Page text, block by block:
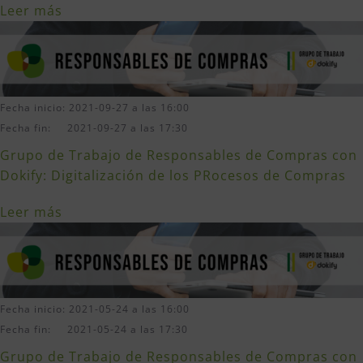
Leer más
Fecha inicio: 2021-09-27 a las 16:00
Fecha fin: 2021-09-27 a las 17:30
Grupo de Trabajo de Responsables de Compras con
Dokify: Digitalización de los PRocesos de Compras
Leer más
Fecha inicio: 2021-05-24 a las 16:00
Fecha fin: 2021-05-24 a las 17:30
Grupo de Trabajo de Responsables de Compras con